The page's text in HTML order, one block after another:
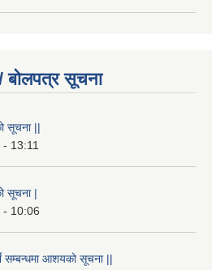
बोलपत्र सूचना
सूचना ||
13:11
सूचना |
- 10:06
सम्बन्धमा आशयको सूचना ||